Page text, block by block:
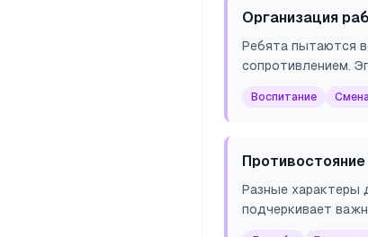
Организация
Ребята пытаются
сопротивлением.
Воспитание
Разные характеры
подчеркивает